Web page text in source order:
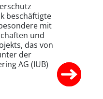
beschäftigte
mit
und
das von
der
AG (IUB)